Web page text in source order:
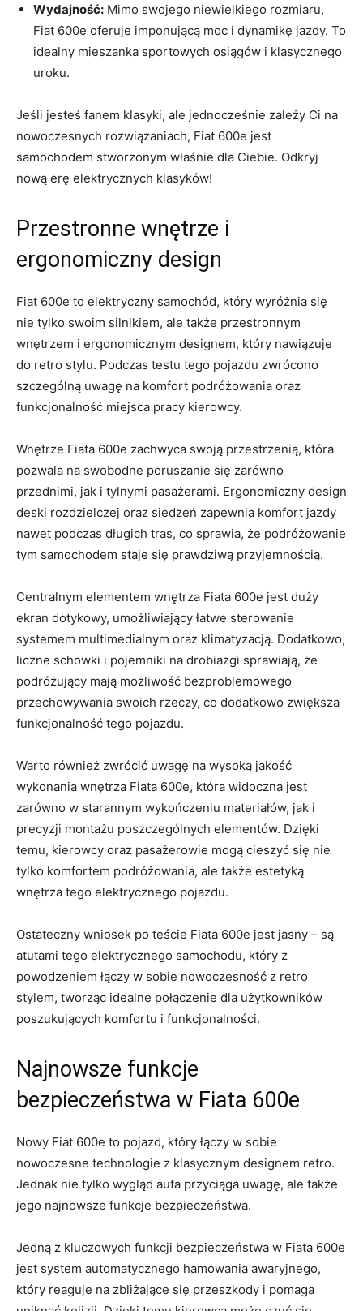
Wydajność: ‌Mimo​ swojego ‍niewielkiego rozmiaru,
Fiat 600e oferuje imponującą moc ⁤i dynamikę jazdy. To
idealny mieszanka sportowych⁣ osiągów i klasycznego
‍uroku.
Jeśli jesteś fanem klasyki, ale jednocześnie zależy Ci na
nowoczesnych rozwiązaniach, Fiat⁤ 600e jest
‍samochodem stworzonym właśnie dla ⁤Ciebie. Odkryj
nową‍ erę ⁢elektrycznych klasyków!
Przestronne​ wnętrze i
ergonomiczny design
Fiat 600e to elektryczny samochód, który wyróżnia‍ się
nie tylko swoim silnikiem, ale także przestronnym
wnętrzem i ergonomicznym designem, który nawiązuje
do retro stylu. Podczas ‌testu tego pojazdu zwrócono
szczególną ​uwagę na ⁢komfort ‌podróżowania oraz
funkcjonalność miejsca pracy kierowcy.
Wnętrze Fiata 600e zachwyca swoją przestrzenią, która
pozwala na swobodne poruszanie się zarówno
przednimi, jak i ​tylnymi pasażerami. Ergonomiczny ⁢design
deski rozdzielczej oraz ⁤siedzeń zapewnia komfort ​jazdy
nawet podczas ‌długich tras, co​ sprawia, że podróżowanie
tym samochodem staje się prawdziwą przyjemnością.
Centralnym elementem​ wnętrza Fiata ​600e jest duży
ekran⁣ dotykowy, umożliwiający łatwe​ sterowanie
systemem multimedialnym‌ oraz klimatyzacją. Dodatkowo,
liczne schowki i⁢ pojemniki na drobiazgi⁣ sprawiają, że
podróżujący mają możliwość bezproblemowego‍
przechowywania swoich ‌rzeczy, co dodatkowo zwiększa
funkcjonalność tego pojazdu.
Warto ⁤również zwrócić uwagę ‌na wysoką jakość
wykonania wnętrza Fiata 600e, ⁤która​ widoczna jest
zarówno ​w starannym wykończeniu materiałów, jak⁣ i
precyzji montażu​ poszczególnych elementów. Dzięki‍
temu, kierowcy oraz pasażerowie mogą cieszyć się nie
tylko komfortem podróżowania,⁣ ale także estetyką
wnętrza tego elektrycznego pojazdu.
Ostateczny wniosek po ​teście Fiata⁤ 600e jest jasny – są
atutami tego elektrycznego samochodu, który z
powodzeniem łączy w ⁣sobie‌ nowoczesność ‌z retro
stylem, tworząc idealne połączenie dla użytkowników
poszukujących komfortu i ⁢funkcjonalności.
Najnowsze‌ funkcje
bezpieczeństwa w‍ Fiata ⁢600e
Nowy Fiat 600e to pojazd, który łączy w sobie⁤
nowoczesne technologie z klasycznym‍ designem retro.
Jednak nie⁢ tylko wygląd auta przyciąga uwagę, ‌ale także
jego najnowsze funkcje bezpieczeństwa.
Jedną z ⁣kluczowych funkcji bezpieczeństwa w ​Fiata 600e
⁣jest system automatycznego hamowania awaryjnego,
który reaguje na zbliżające się przeszkody i ⁣pomaga